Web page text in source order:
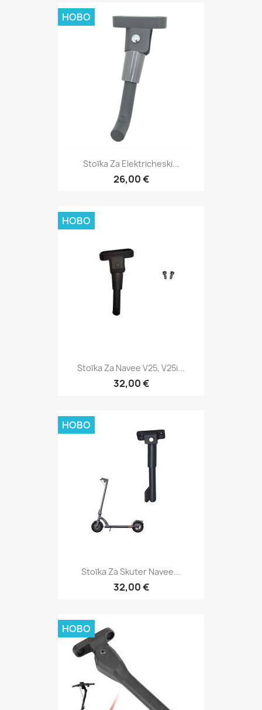
Stoĭka Za Elektricheski...
26,00 €
НОВО
Stoĭka Za Navee V25, V25i...
32,00 €
НОВО
Stoĭka Za Skuter Navee...
32,00 €
НОВО
НОВО